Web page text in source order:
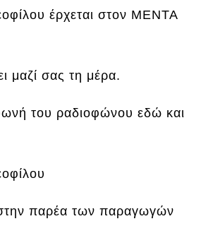
έρχεται στον ΜΕΝΤΑ
μαζί σας τη μέρα.
του ραδιοφώνου εδώ και
στην παρέα των παραγωγών